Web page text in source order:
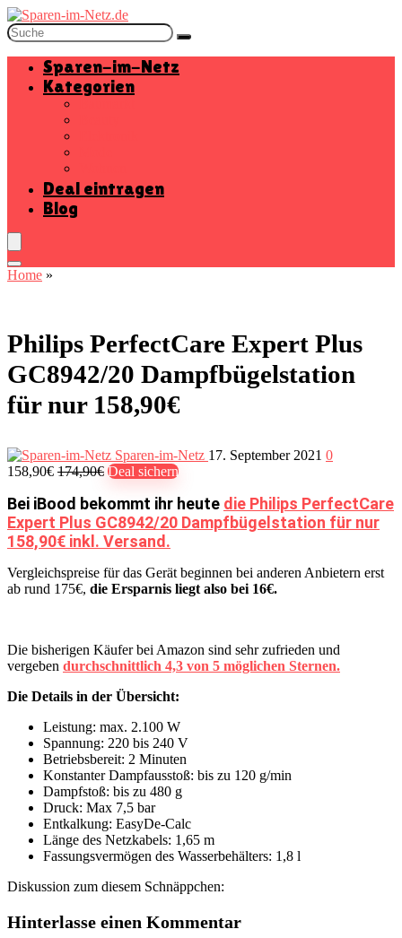
Sparen-im-Netz
Kategorien
Deal eintragen
Blog
Home »
Philips PerfectCare Expert Plus
GC8942/20 Dampfbügelstation
für nur 158,90€
Sparen-im-Netz 17. September 2021 0
158,90€ 174,90€ Deal sichern
Bei iBood bekommt ihr heute die Philips PerfectCare
Expert Plus GC8942/20 Dampfbügelstation für nur
158,90€ inkl. Versand.
Vergleichspreise für das Gerät beginnen bei anderen Anbietern erst
ab rund 175€, die Ersparnis liegt also bei 16€.
Die bisherigen Käufer bei Amazon sind sehr zufrieden und
vergeben durchschnittlich 4,3 von 5 möglichen Sternen.
Die Details in der Übersicht:
Leistung: max. 2.100 W
Spannung: 220 bis 240 V
Betriebsbereit: 2 Minuten
Konstanter Dampfausstoß: bis zu 120 g/min
Dampfstoß: bis zu 480 g
Druck: Max 7,5 bar
Entkalkung: EasyDe-Calc
Länge des Netzkabels: 1,65 m
Fassungsvermögen des Wasserbehälters: 1,8 l
Diskussion zum diesem Schnäppchen:
Hinterlasse einen Kommentar